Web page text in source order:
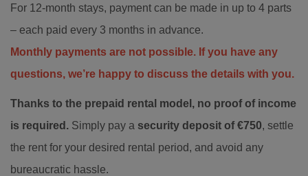
For 12-month stays, payment can be made in up to 4 parts
– each paid every 3 months in advance.
Monthly payments are not possible. If you have any
questions, we’re happy to discuss the details with you.
Thanks to the prepaid rental model, no proof of income
is required. Simply pay a security deposit of €750, settle
the rent for your desired rental period, and avoid any
bureaucratic hassle.